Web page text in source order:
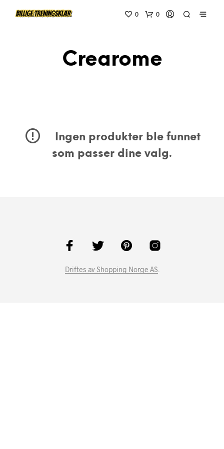
0 0
Crearome
Ingen produkter ble funnet
som passer dine valg.
Driftes av Shopping Norge AS